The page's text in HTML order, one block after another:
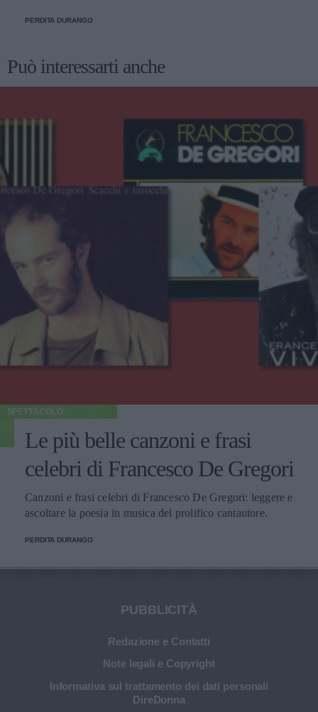
PERDITA DURANGO
Può interessarti anche
SPETTACOLO
Le più belle canzoni e frasi
celebri di Francesco De Gregori
Canzoni e frasi celebri di Francesco De Gregori: leggere e
ascoltare la poesia in musica del prolifico cantautore.
PERDITA DURANGO
PUBBLICITÀ
Redazione e Contatti
Note legali e Copyright
Informativa sul trattamento dei dati personali
DireDonna